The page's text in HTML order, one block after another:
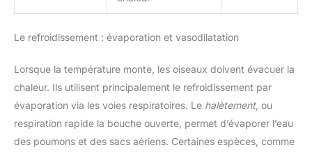
Le refroidissement : évaporation et vasodilatation
Lorsque la température monte, les oiseaux doivent évacuer la
chaleur. Ils utilisent principalement le refroidissement par
évaporation via les voies respiratoires. Le halètement, ou
respiration rapide la bouche ouverte, permet d’évaporer l’eau
des poumons et des sacs aériens. Certaines espèces, comme